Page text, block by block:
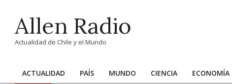
contentAllen Radio
Actualidad de Chile y el Mundo
Primary
ACTUALIDAD PAÍS MUNDO CIENCIA ECONOMÍA